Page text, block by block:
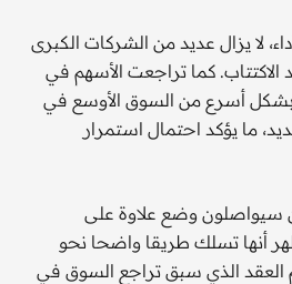
لا يزال عديد من الشركات الكبرى
كما تراجعت الأسهم في
بشكل أسرع من السوق الأوسع في
ما يؤكد احتمال استمرار
سيواصلون وضع علاوة على
أنها تسلك طريقا واضحا نحو
الذي سبق تراجع السوق في